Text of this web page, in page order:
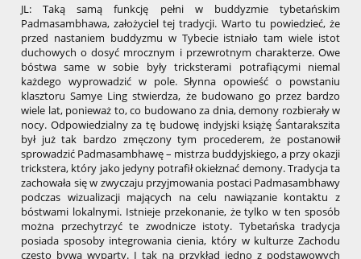
JL: Taką samą funkcję pełni w buddyzmie tybetańskim
Padmasambhawa, założyciel tej tradycji. Warto tu powiedzieć, że
przed nastaniem buddyzmu w Tybecie istniało tam wiele istot
duchowych o dosyć mrocznym i przewrotnym charakterze. Owe
bóstwa same w sobie były tricksterami potrafiącymi niemal
każdego wyprowadzić w pole. Słynna opowieść o powstaniu
klasztoru Samye Ling stwierdza, że budowano go przez bardzo
wiele lat, ponieważ to, co budowano za dnia, demony rozbierały w
nocy. Odpowiedzialny za tę budowę indyjski książę Śantarakszita
był już tak bardzo zmęczony tym procederem, że postanowił
sprowadzić Padmasambhawę – mistrza buddyjskiego, a przy okazji
trickstera, który jako jedyny potrafił okiełznać demony. Tradycja ta
zachowała się w zwyczaju przyjmowania postaci Padmasambhawy
podczas wizualizacji mających na celu nawiązanie kontaktu z
bóstwami lokalnymi. Istnieje przekonanie, że tylko w ten sposób
można przechytrzyć te zwodnicze istoty. Tybetańska tradycja
posiada sposoby integrowania cienia, który w kulturze Zachodu
często bywa wyparty. I tak na przykład jedno z podstawowych